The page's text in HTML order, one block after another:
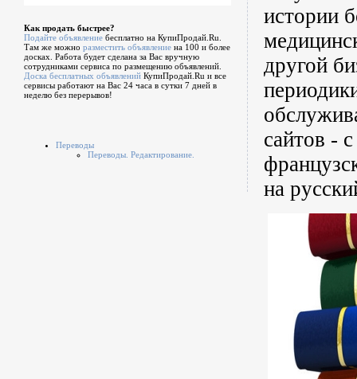
Как продать быстрее?
Подайте объявление бесплатно на КупиПродай.Ru.
Там же можно разместить объявление на 100 и более
досках. Работа будет сделана за Вас вручную
сотрудниками сервиса по размещению объявлений.
Доска бесплатных объявлений КупиПродай.Ru и все
сервисы работают на Вас 24 часа в сутки 7 дней в
неделю без перерывов!
Переводы
Переводы. Редактирование.
истории
другой
сайтов -
на